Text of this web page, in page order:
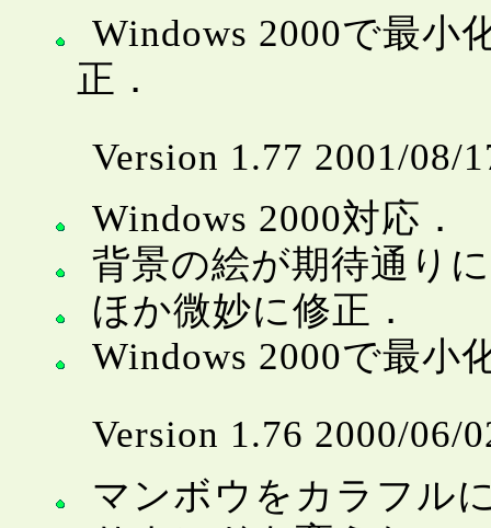
Windows 2000で最小
正．
Version 1.77 2001/08/
Windows 2000対応．
背景の絵が期待通り
ほか微妙に修正．
Windows 2000で最小
Version 1.76 2000/06/
マンボウをカラフル